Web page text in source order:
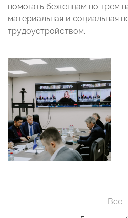
помогать беженцам по трем
материальная и социальная
трудоустройством.
Все